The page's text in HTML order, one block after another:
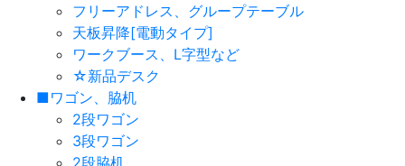
フリーアドレス、グループテーブル
天板昇降[電動タイプ]
ワークブース、L字型など
☆新品デスク
■ワゴン、脇机
2段ワゴン
3段ワゴン